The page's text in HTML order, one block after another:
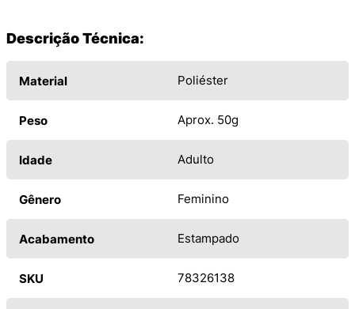
Descrição Técnica:
Material Poliéster
Peso Aprox. 50g
Idade Adulto
Gênero Feminino
Acabamento Estampado
SKU 78326138